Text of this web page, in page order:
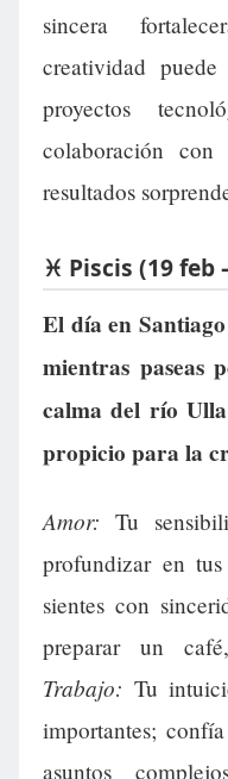
sincera
creatividad
proyectos
colaboración con
resultados
♓ Piscis (19 feb
El día en
mientras paseas
calma del río
propicio para la
Amor: Tu
profundizar en
sientes con
preparar un
Trabajo: Tu
importantes;
asuntos